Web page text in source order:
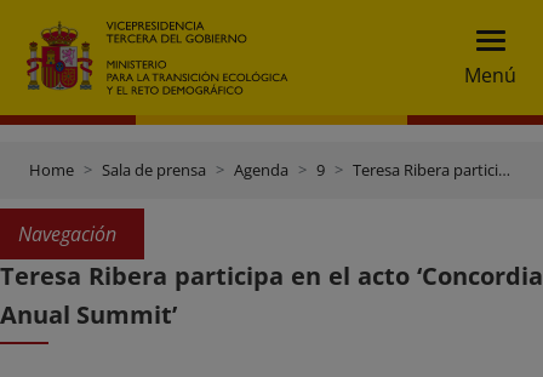
Menú
Home Sala de prensa Agenda 9 Teresa Ribera participa en el acto ‘Concordia Anual Summit’
Navegación
Teresa Ribera participa en el acto ‘Concordia
Anual Summit’